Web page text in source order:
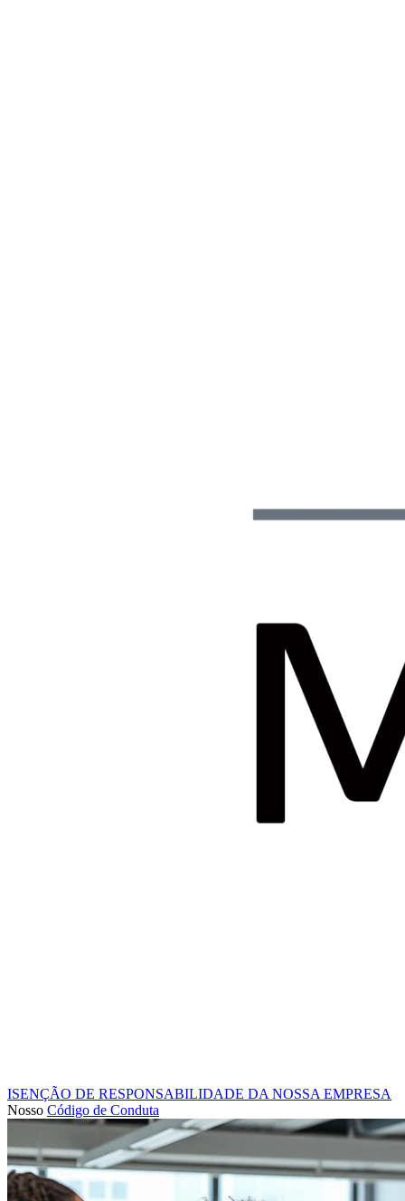
ISENÇÃO DE RESPONSABILIDADE DA NOSSA EMPRESA
Nosso Código de Conduta